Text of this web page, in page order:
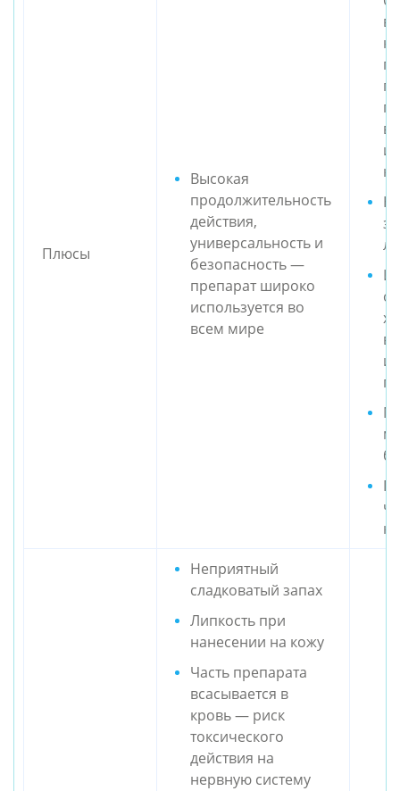
Плюсы
Высокая
продолжительность
действия,
универсальность и
безопасность —
препарат широко
используется во
всем мире
и
Неприятный
сладковатый запах
Липкость при
нанесении на кожу
Часть препарата
всасывается в
кровь — риск
токсического
действия на
нервную систему